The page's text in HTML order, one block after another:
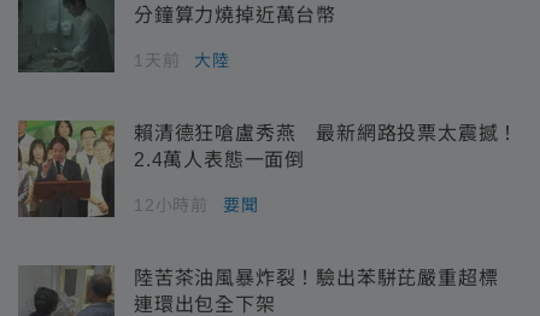
分鐘算力燒掉近萬台幣
1天前 大陸
賴清德狂嗆盧秀燕 最新網路投票太震撼！
2.4萬人表態一面倒
12小時前 要聞
陸苦茶油風暴炸裂！驗出苯駢芘嚴重超標
連環出包全下架